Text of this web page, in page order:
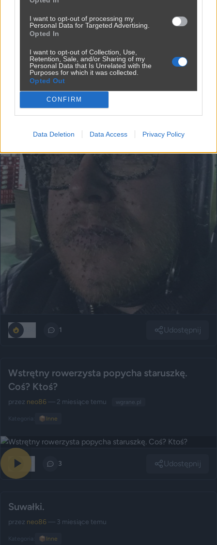
I want to opt-out of processing my
Personal Data for Targeted Advertising.
Opted In
I want to opt-out of Collection, Use,
Retention, Sale, and/or Sharing of my
Personal Data that Is Unrelated with the
Purposes for which it was collected.
Opted Out
CONFIRM
Data Deletion Data Access Privacy Policy
1 Udostępnij
Wstrętny rowerzysta popycha staruszkę.
Coś? Ktoś?
przez neo86— 2 miesiące temu wgrane.pl
Kategoria: 📦 Inne
3 Udostępnij
Suwałki.
przez neo86— 3 miesiące temu
Kategoria: 📦 Inne